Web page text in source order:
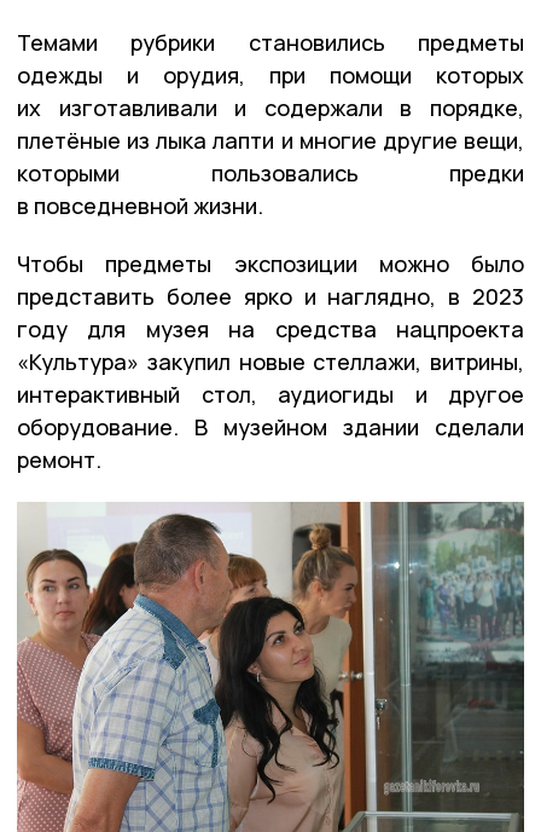
Темами рубрики становились предметы
одежды и орудия, при помощи которых
их изготавливали и содержали в порядке,
плетёные из лыка лапти и многие другие вещи,
которыми пользовались предки
в повседневной жизни.
Чтобы предметы экспозиции можно было
представить более ярко и наглядно, в 2023
году для музея на средства нацпроекта
«Культура» закупил новые стеллажи, витрины,
интерактивный стол, аудиогиды и другое
оборудование. В музейном здании сделали
ремонт.